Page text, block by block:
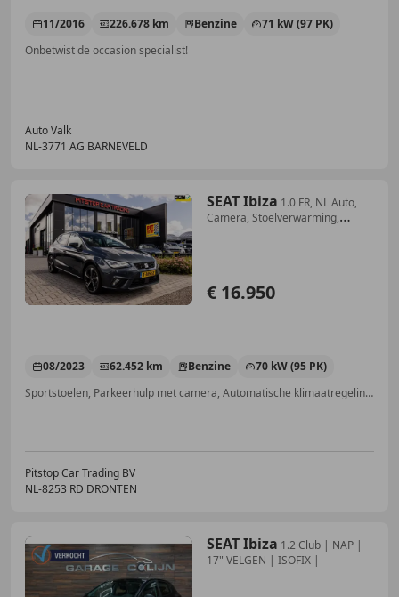
11/2016 226.678 km Benzine
71 kW (97 PK)
Onbetwist de occasion specialist!
Auto Valk
NL-3771 AG BARNEVELD
SEAT Ibiza 1.0 FR, NL Auto,
Camera, Stoelverwarming,
€ 16.950
08/2023 62.452 km Benzine
70 kW (95 PK)
Sportstoelen, Parkeerhulp met camera, Automatische klimaatregeling, Stoelverwarming, Parkeerhulp voor, Adaptieve Cruise Control, Keyless Entry, Navigatiesysteem
Pitstop Car Trading BV
NL-8253 RD DRONTEN
SEAT Ibiza 1.2 Club | NAP |
17" VELGEN | ISOFIX |